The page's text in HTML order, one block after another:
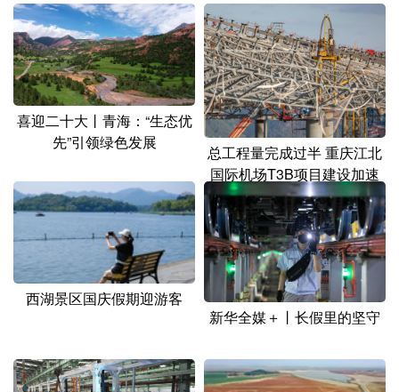
多语种频道
English Español Français عربى
Русский язык 日本語 한국어
喜迎二十大丨青海：“生态优
先”引领绿色发展
总工程量完成过半 重庆江北
国际机场T3B项目建设加速
推进
西湖景区国庆假期迎游客
新华全媒＋丨长假里的坚守